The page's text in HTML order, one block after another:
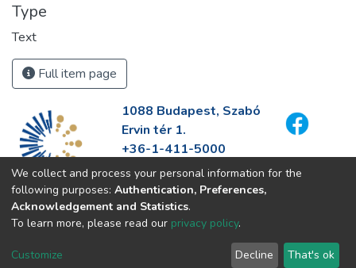
Type
Text
Full item page
1088 Budapest, Szabó
Ervin tér 1.
+36-1-411-5000
info@fszek.hu
https://fszek.hu
We collect and process your personal information for the
following purposes: Authentication, Preferences,
Acknowledgement and Statistics.
To learn more, please read our privacy policy.
Customize Decline That's ok